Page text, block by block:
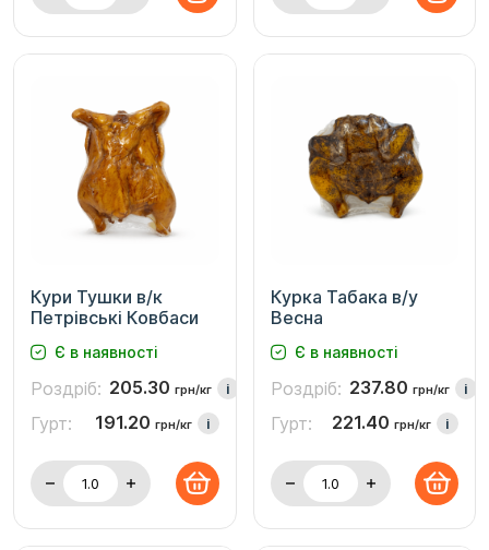
Кури Тушки в/к
Петрівські Ковбаси
Є в наявності
Роздріб: 205.30 грн/кг i
Гурт: 191.20 грн/кг i
Курка Табака в/у
Весна
Є в наявності
Роздріб: 237.80 грн/кг i
Гурт: 221.40 грн/кг i